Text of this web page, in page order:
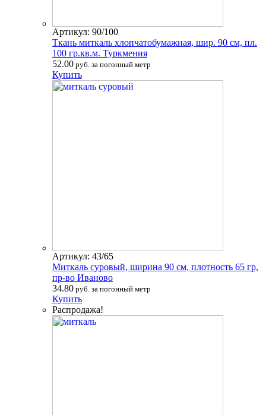
Артикул: 90/100
Ткань миткаль хлопчатобумажная, шир. 90 см, пл.
100 гр.кв.м. Туркмения
52.00 руб. за погонный метр
Купить
Артикул: 43/65
Миткаль суровый, ширина 90 см, плотность 65 гр,
пр-во Иваново
34.80 руб. за погонный метр
Купить
Распродажа!